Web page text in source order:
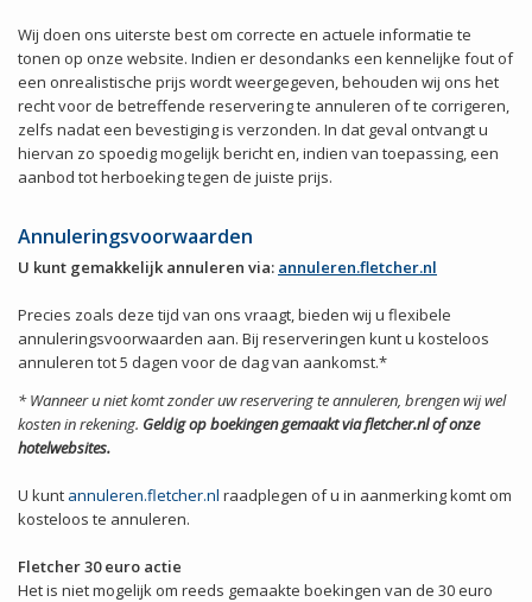
Wij doen ons uiterste best om correcte en actuele informatie te
tonen op onze website. Indien er desondanks een kennelijke fout of
een onrealistische prijs wordt weergegeven, behouden wij ons het
recht voor de betreffende reservering te annuleren of te corrigeren,
zelfs nadat een bevestiging is verzonden. In dat geval ontvangt u
hiervan zo spoedig mogelijk bericht en, indien van toepassing, een
aanbod tot herboeking tegen de juiste prijs.
Annuleringsvoorwaarden
U kunt gemakkelijk annuleren via: annuleren.fletcher.nl
Precies zoals deze tijd van ons vraagt, bieden wij u flexibele
annuleringsvoorwaarden aan. Bij reserveringen kunt u kosteloos
annuleren tot 5 dagen voor de dag van aankomst.*
* Wanneer u niet komt zonder uw reservering te annuleren, brengen wij wel
kosten in rekening. Geldig op boekingen gemaakt via fletcher.nl of onze
hotelwebsites.
U kunt annuleren.fletcher.nl raadplegen of u in aanmerking komt om
kosteloos te annuleren.
Fletcher 30 euro actie
Het is niet mogelijk om reeds gemaakte boekingen van de 30 euro